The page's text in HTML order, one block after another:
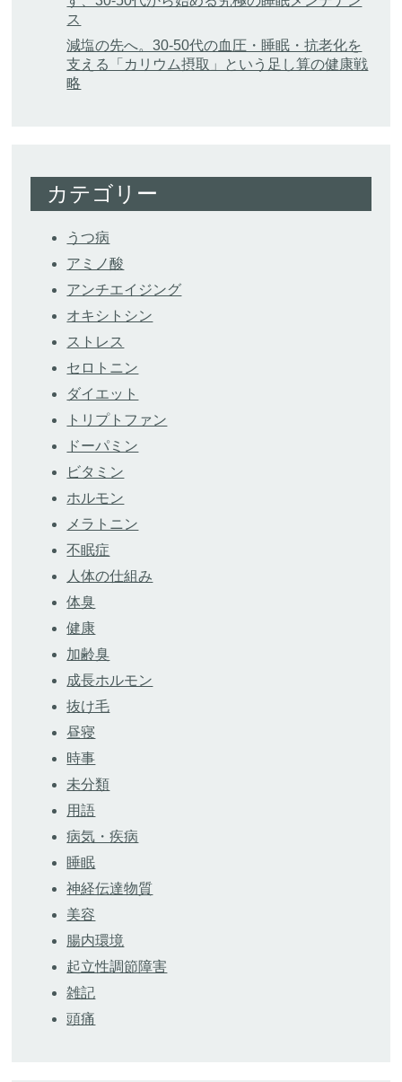
ス
減塩の先へ。30-50代の血圧・睡眠・抗老化を
支える「カリウム摂取」という足し算の健康戦
略
カテゴリー
うつ病
アミノ酸
アンチエイジング
オキシトシン
ストレス
セロトニン
ダイエット
トリプトファン
ドーパミン
ビタミン
ホルモン
メラトニン
不眠症
人体の仕組み
体臭
健康
加齢臭
成長ホルモン
抜け毛
昼寝
時事
未分類
用語
病気・疾病
睡眠
神経伝達物質
美容
腸内環境
起立性調節障害
雑記
頭痛